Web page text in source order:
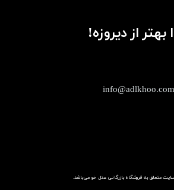
متعلق به فروشگاهباز​​​​​​​رگانی عدل خو می‌باشد.
info@adlkhoo.com
بهتر از دیروزه!